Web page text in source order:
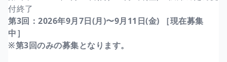
付終了
第3回：2026年9月7日(月)〜9月11日(金) ［現在募集
中］
※第3回のみの募集となります。